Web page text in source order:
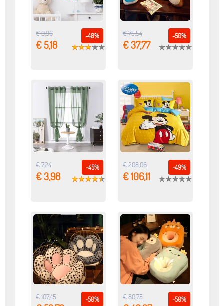
-48%
€ 9,96
€ 5,18
-50%
€ 75,54
€ 37,77
-45%
€ 7,24
€ 3,98
-49%
€ 208,06
€ 106,11
-50%
€ 107,45 -50%
€ 80,75